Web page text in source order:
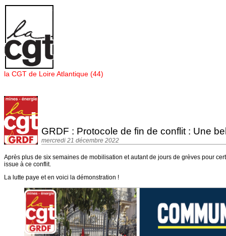
Panneau de gestion des cookies
la CGT de Loire Atlantique (44)
GRDF : Protocole de fin de conflit : Une
mercredi 21 décembre 2022
Après plus de six semaines de mobilisation et autant de jours de grèves pour
issue à ce conflit.
La lutte paye et en voici la démonstration !